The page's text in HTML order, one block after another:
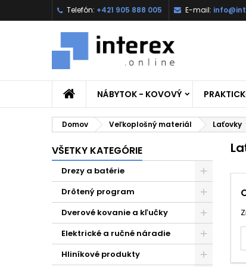
Telefón: +421 905 888 005 E-mail:
NÁBYTOK - KOVOVÝ
Domov Veľkoplošný materiál Laťovky
VŠETKY KATEGÓRIE
Drezy a batérie
Drôtený program
Dverové kovanie a kľučky
Elektrické a ručné náradie
Hliníkové produkty